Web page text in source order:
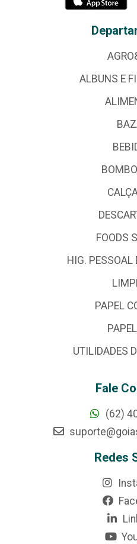
ALBUNS E
FOODS
HIG. PESSOAL
PAPEL
UTILIDADES
Fale
(62)
Redes